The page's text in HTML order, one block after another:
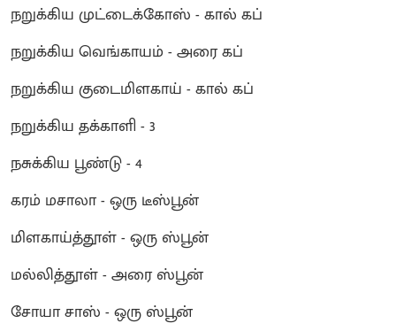
நறுக்கிய முட்டைக்கோஸ் - கால் கப்
நறுக்கிய வெங்காயம் - அரை கப்
நறுக்கிய குடைமிளகாய் - கால் கப்
நறுக்கிய தக்காளி - 3
நசுக்கிய பூண்டு - 4
கரம் மசாலா - ஒரு டீஸ்பூன்
மிளகாய்த்தூள் - ஒரு ஸ்பூன்
மல்லித்தூள் - அரை ஸ்பூன்
சோயா சாஸ் - ஒரு ஸ்பூன்